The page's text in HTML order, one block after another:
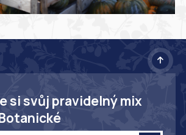
si svůj pravidelný mix